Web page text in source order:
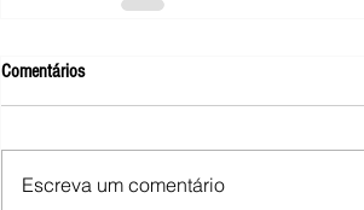
Comentários
Escreva um comentário